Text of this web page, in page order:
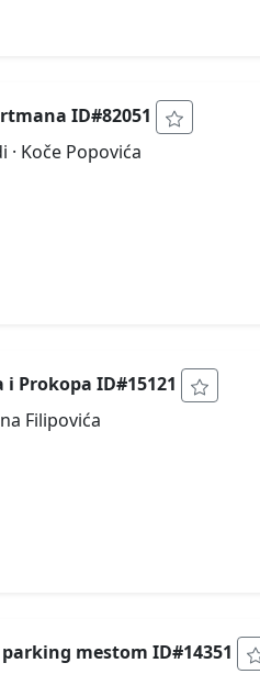
ID#82051
· Koče Popovića
Prokopa ID#15121
Filipovića
mestom ID#14351